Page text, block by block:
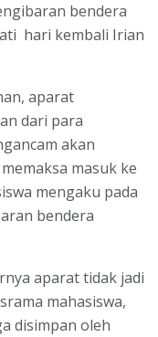
bendera
hari kembali Irian
aparat
dari para
akan
masuk ke
mengaku pada
bendera
aparat tidak jadi
mahasiswa,
disimpan oleh